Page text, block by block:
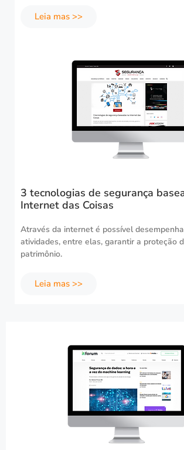
Leia mas >>
3 tecnologias de segurança
Internet das Coisas
Através da internet é possível
atividades, entre elas, garantir a proteção
patrimônio.
Leia mas >>